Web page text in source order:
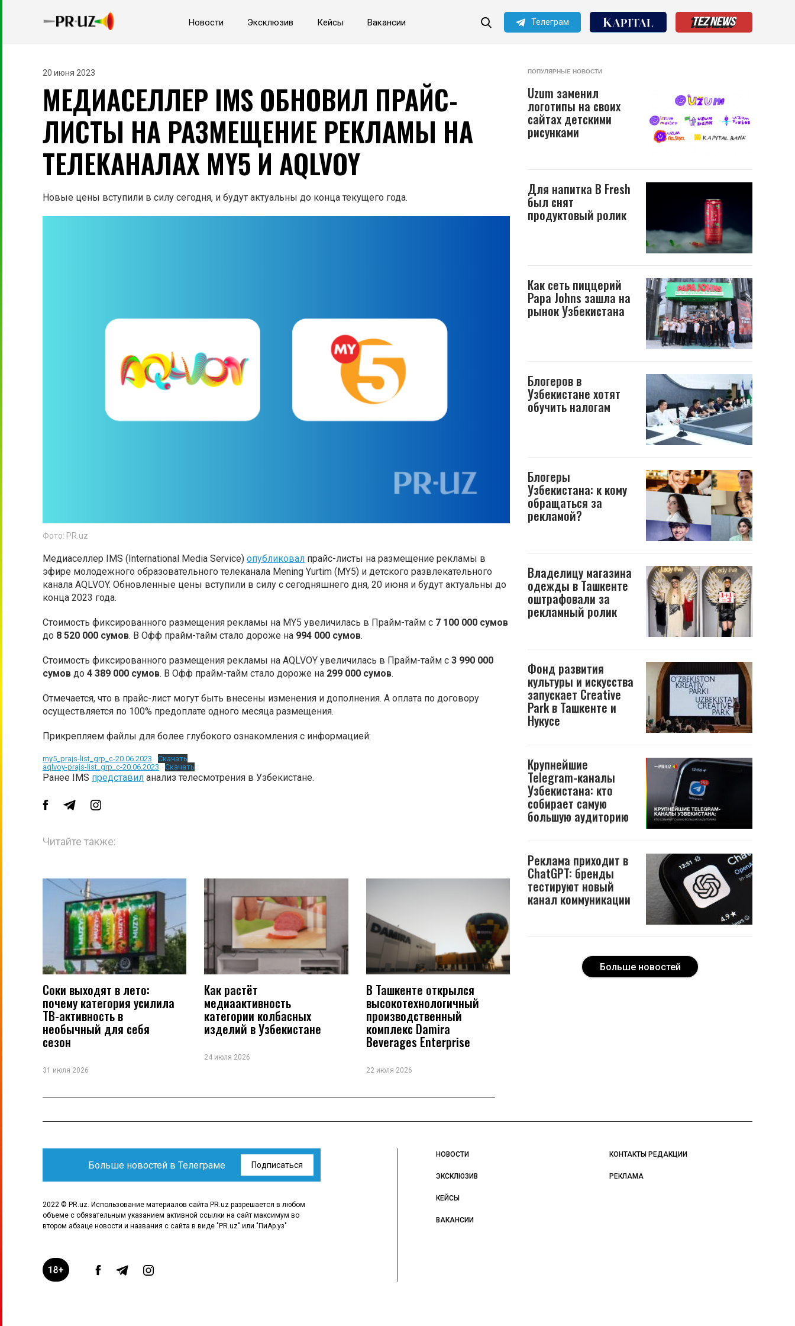
Новости Эксклюзив Кейсы Вакансии Телеграм
20 июня 2023
МЕДИАСЕЛЛЕР IMS ОБНОВИЛ ПРАЙС-
ЛИСТЫ НА РАЗМЕЩЕНИЕ РЕКЛАМЫ НА
ТЕЛЕКАНАЛАХ MY5 И AQLVOY
Новые цены вступили в силу сегодня, и будут актуальны до конца текущего года.
Фото: PR.uz
Медиаселлер IMS (International Media Service) опубликовал прайс-листы на размещение рекламы в
эфире молодежного образовательного телеканала Mening Yurtim (MY5) и детского развлекательного
канала AQLVOY. Обновленные цены вступили в силу с сегодняшнего дня, 20 июня и будут актуальны до
конца 2023 года.
Стоимость фиксированного размещения рекламы на MY5 увеличилась в Прайм-тайм с 7 100 000 сумов
до 8 520 000 сумов. В Офф прайм-тайм стало дороже на 994 000 сумов.
Стоимость фиксированного размещения рекламы на AQLVOY увеличилась в Прайм-тайм с 3 990 000
сумов до 4 389 000 сумов. В Офф прайм-тайм стало дороже на 299 000 сумов.
Отмечается, что в прайс-лист могут быть внесены изменения и дополнения. А оплата по договору
осуществляется по 100% предоплате одного месяца размещения.
Прикрепляем файлы для более глубокого ознакомления с информацией:
my5_prajs-list_grp_c-20.06.2023
Скачать
aqlvoy-prajs-list_grp_c-20.06.2023
Скачать
Ранее IMS представил анализ телесмотрения в Узбекистане.
Читайте также:
Соки выходят в лето:
почему категория усилила
ТВ-активность в
необычный для себя
сезон
31 июля 2026
Как растёт
медиаактивность
категории колбасных
изделий в Узбекистане
24 июля 2026
В Ташкенте открылся
высокотехнологичный
производственный
комплекс Damira
Beverages Enterprise
22 июля 2026
ПОПУЛЯРНЫЕ НОВОСТИ
Uzum заменил
логотипы на своих
сайтах детскими
рисунками
Для напитка B Fresh
был снят
продуктовый ролик
Как сеть пиццерий
Papa Johns зашла на
рынок Узбекистана
Блогеров в
Узбекистане хотят
обучить налогам
Блогеры
Узбекистана: к кому
обращаться за
рекламой?
Владелицу магазина
одежды в Ташкенте
оштрафовали за
рекламный ролик
Фонд развития
культуры и искусства
запускает Creative
Park в Ташкенте и
Нукусе
Крупнейшие
Telegram-каналы
Узбекистана: кто
собирает самую
большую аудиторию
Реклама приходит в
ChatGPT: бренды
тестируют новый
канал коммуникации
Больше новостей
Больше новостей в Телеграме Подписаться
2022 © PR.uz. Использование материалов сайта PR.uz разрешается в любом
объеме с обязательным указанием активной ссылки на сайт максимум во
втором абзаце новости и названия с сайта в виде "PR.uz" или "ПиАр.уз"
НОВОСТИ
ЭКСКЛЮЗИВ
КЕЙСЫ
ВАКАНСИИ
КОНТАКТЫ РЕДАКЦИИ
РЕКЛАМА